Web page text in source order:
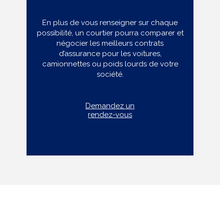
En plus de vous renseigner sur chaque
possibilité, un courtier pourra comparer et
négocier les meilleurs contrats
d’assurance pour les voitures,
camionnettes ou poids lourds de votre
société.
Demandez un
rendez-vous